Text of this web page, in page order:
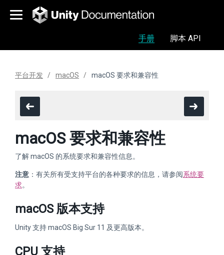
手册 脚本 API
平台开发 macOS macOS 要求和兼容性
macOS 要求和兼容性
了解 macOS 的系统要求和兼容性信息。
注意 ：有关所有受支持平台的各种要求的信息，请参阅系统要
求。
macOS 版本支持
Unity 支持 macOS Big Sur 11 及更高版本。
CPU 支持